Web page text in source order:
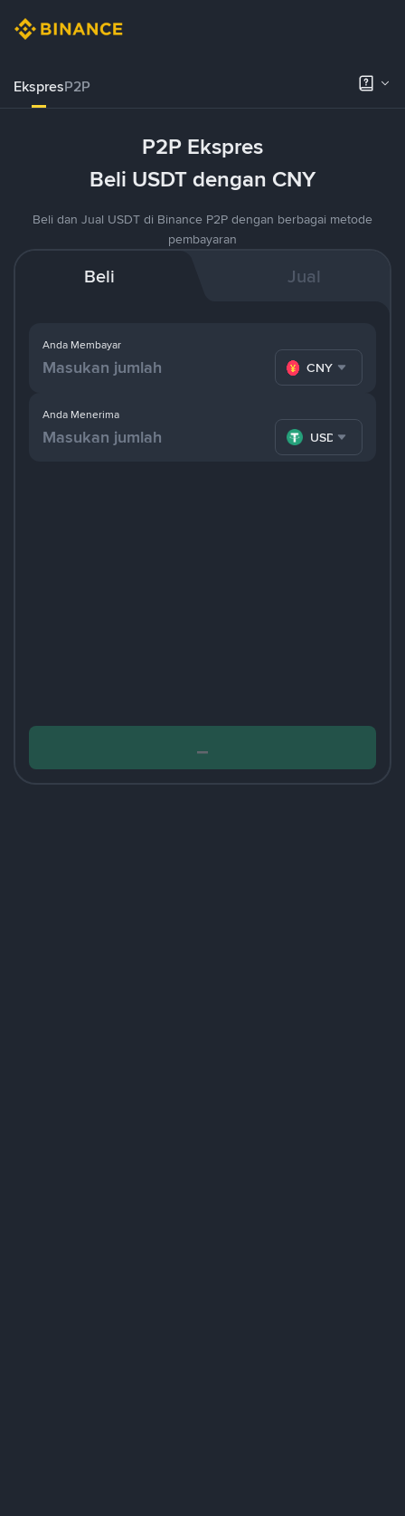
EkspresP2P
P2P Ekspres
Beli USDT dengan CNY
Beli dan Jual USDT di Binance P2P dengan berbagai metode
pembayaran
Beli Jual
Anda Membayar
CNY
Anda Menerima
USDT